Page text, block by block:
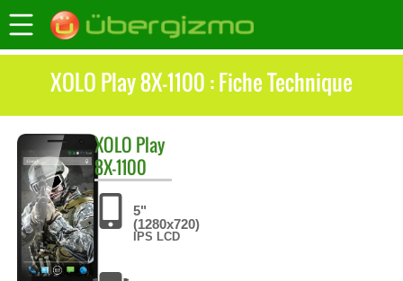
XOLO Play 8X-1100 : Fiche Technique
XOLO Play
8X-1100
5"
(1280x720)
IPS LCD